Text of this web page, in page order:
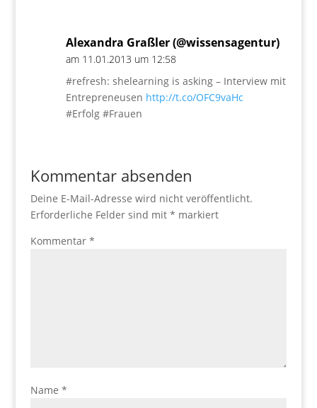
Alexandra Graßler (@wissensagentur)
am 11.01.2013 um 12:58
#refresh: shelearning is asking – Interview mit
Entrepreneusen http://t.co/OFC9vaHc
#Erfolg #Frauen
Kommentar absenden
Deine E-Mail-Adresse wird nicht veröffentlicht.
Erforderliche Felder sind mit * markiert
Kommentar *
Name *